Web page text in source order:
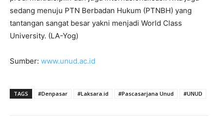
sedang menuju PTN Berbadan Hukum (PTNBH) yang
tantangan sangat besar yakni menjadi World Class
University. (LA-Yog)
Sumber: www.unud.ac.id
TAGS #Denpasar #Laksara.id #Pascasarjana Unud #UNUD